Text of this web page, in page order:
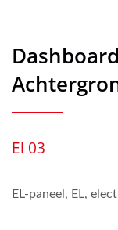
Dashboard
El 03
EL-paneel, EL,